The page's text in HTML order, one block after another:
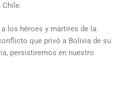
los héroes y mártires de la
que privó a Bolivia de su
persistiremos en nuestro